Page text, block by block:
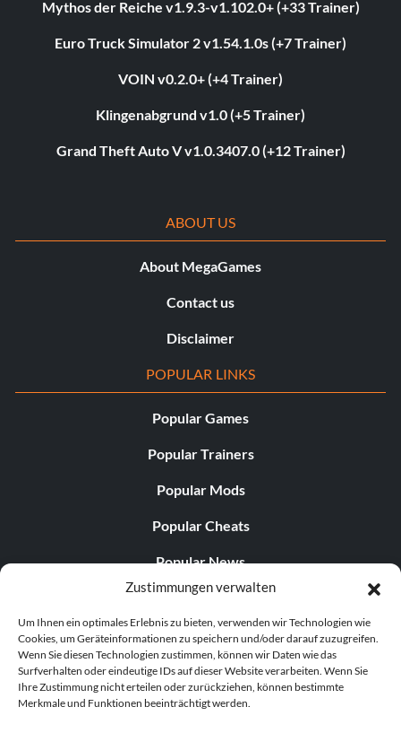
Zustimmungen verwalten
Um Ihnen ein optimales Erlebnis zu bieten, verwenden wir Technologien wie
Cookies, um Geräteinformationen zu speichern und/oder darauf zuzugreifen.
Wenn Sie diesen Technologien zustimmen, können wir Daten wie das
Surfverhalten oder eindeutige IDs auf dieser Website verarbeiten. Wenn Sie
Ihre Zustimmung nicht erteilen oder zurückziehen, können bestimmte
Merkmale und Funktionen beeinträchtigt werden.
Mythos der Reiche v1.9.3-v1.102.0+ (+33 Trainer)
Euro Truck Simulator 2 v1.54.1.0s (+7 Trainer)
VOIN v0.2.0+ (+4 Trainer)
Klingenabgrund v1.0 (+5 Trainer)
Grand Theft Auto V v1.0.3407.0 (+12 Trainer)
ABOUT US
About MegaGames
Contact us
Disclaimer
POPULAR LINKS
Popular Games
Popular Trainers
Popular Mods
Popular Cheats
Popular News
Popular Editorials
Popular Free Games
LATEST UPDATES